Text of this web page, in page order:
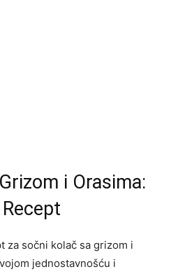
i Orasima:
za sočni kolač sa grizom i
jednostavnošću i